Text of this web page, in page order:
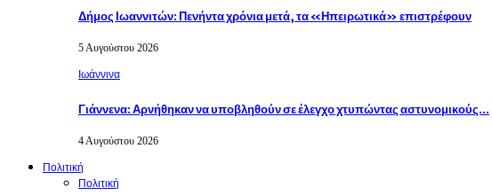
Δήμος Ιωαννιτών: Πενήντα χρόνια μετά, τα «Ηπειρωτικά» επιστρέφουν
5 Αυγούστου 2026
Ιωάννινα
Γιάννενα: Αρνήθηκαν να υποβληθούν σε έλεγχο χτυπώντας αστυνομικούς…
4 Αυγούστου 2026
Πολιτική
Πολιτική